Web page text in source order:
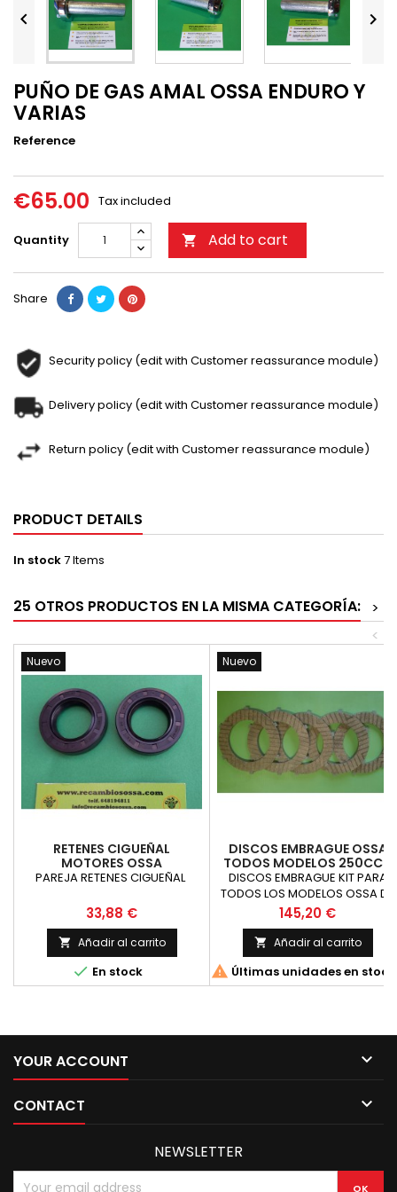
 
PUÑO DE GAS AMAL OSSA ENDURO Y
VARIAS
Reference
€65.00 Tax included
Quantity  Add to cart
Share
Security policy (edit with Customer reassurance module)
Delivery policy (edit with Customer reassurance module)
Return policy (edit with Customer reassurance module)
PRODUCT DETAILS
In stock7 Items
25 OTROS PRODUCTOS EN LA MISMA CATEGORÍA: >
<
Nuevo
RETENES CIGUEÑAL
MOTORES OSSA
PAREJA RETENES CIGUEÑAL
Precio
33,88 €
 Añadir al carrito
 En stock
Nuevo
DISCOS EMBRAGUE OSSA
TODOS MODELOS 250CC -
350CC
DISCOS EMBRAGUE KIT PARA
TODOS LOS MODELOS OSSA DE
5 MARCHAS
Precio
145,20 €
 Añadir al carrito
 Últimas unidades en stock
YOUR ACCOUNT 
CONTACT 
NEWSLETTER